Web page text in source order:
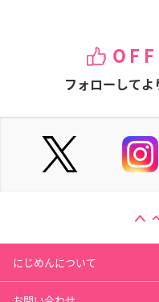
フォローしてよ
にじめんについて